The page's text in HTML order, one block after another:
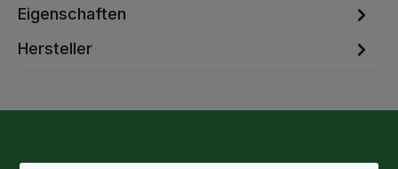
Eigenschaften
Hersteller